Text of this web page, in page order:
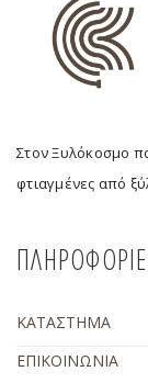
Στον Ξυλόκοσμο
φτιαγμένες από
ΚΑΤΑΣΤΗΜΑ
ΕΠΙΚΟΙΝΩΝΙΑ